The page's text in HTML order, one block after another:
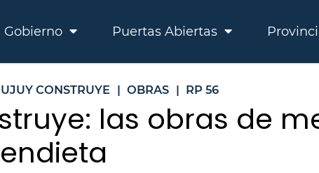
Gobierno Puertas Abiertas
CONSTRUYE | OBRAS | RP 56
las obras de